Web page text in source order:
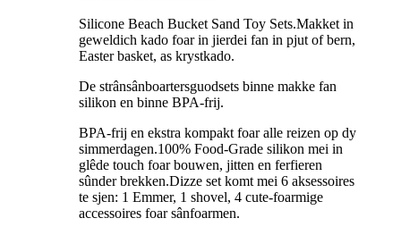
Silicone Beach Bucket Sand Toy Sets.Makket in
geweldich kado foar in jierdei fan in pjut of bern,
Easter basket, as krystkado.
De strânsânboartersguodsets binne makke fan
silikon en binne BPA-frij.
BPA-frij en ekstra kompakt foar alle reizen op dy
simmerdagen.100% Food-Grade silikon mei in
glêde touch foar bouwen, jitten en ferfieren
sûnder brekken.Dizze set komt mei 6 aksessoires
te sjen: 1 Emmer, 1 shovel, 4 cute-foarmige
accessoires foar sânfoarmen.